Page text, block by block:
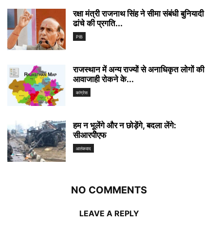
रक्षा मंत्री राजनाथ सिंह ने सीमा संबंधी बुनियादी
ढांचे की प्रगति...
PIB
राजस्थान में अन्य राज्यों से अनाधिकृत लोगों की
आवाजाही रोकने के...
कांग्रेस
हम न भूलेंगे और न छोड़ेंगे, बदला लेंगे:
सीआरपीेएफ
आतंकवाद
NO COMMENTS
LEAVE A REPLY